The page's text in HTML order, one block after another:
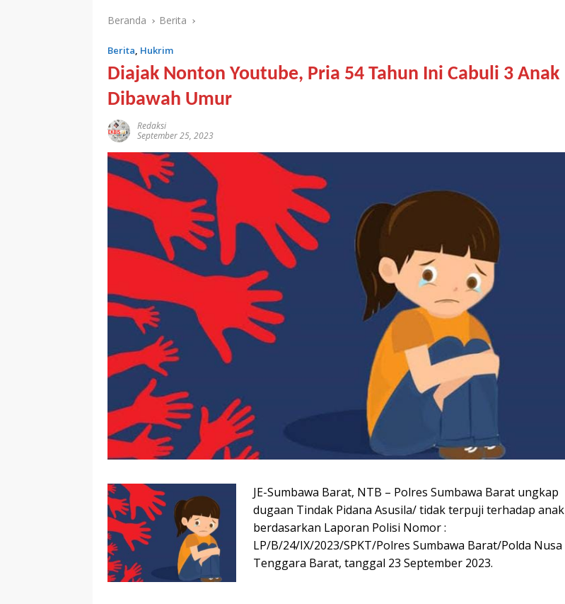
Beranda Berita
Berita, Hukrim
Diajak Nonton Youtube, Pria 54 Tahun Ini Cabuli 3 Anak
Dibawah Umur
Redaksi
September 25, 2023
JE-Sumbawa Barat, NTB – Polres Sumbawa Barat ungkap
dugaan Tindak Pidana Asusila/ tidak terpuji terhadap anak
berdasarkan Laporan Polisi Nomor :
LP/B/24/IX/2023/SPKT/Polres Sumbawa Barat/Polda Nusa
Tenggara Barat, tanggal 23 September 2023.